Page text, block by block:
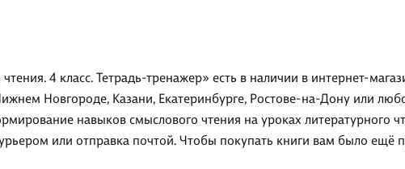
4 класс. Тетрадь-тренажер» есть в наличии в интернет-
Новгороде, Казани, Екатеринбурге, Ростове-на-Дону или
навыков смыслового чтения на уроках литературного
или отправка почтой. Чтобы покупать книги вам было ещё